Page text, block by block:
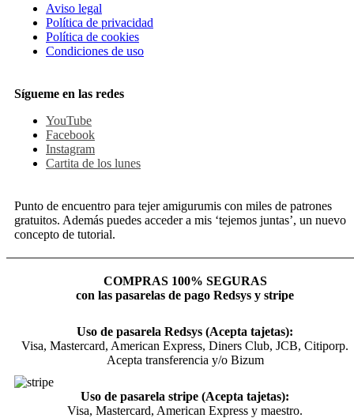
Aviso legal
Política de privacidad
Política de cookies
Condiciones de uso
Sígueme en las redes
YouTube
Facebook
Instagram
Cartita de los lunes
Punto de encuentro para tejer amigurumis con miles de patrones
gratuitos. Además puedes acceder a mis ‘tejemos juntas’, un nuevo
concepto de tutorial.
COMPRAS 100% SEGURAS
con las pasarelas de pago Redsys y stripe
Uso de pasarela Redsys (Acepta tajetas):
Visa, Mastercard, American Express, Diners Club, JCB, Citiporp.
Acepta transferencia y/o Bizum
Uso de pasarela stripe (Acepta tajetas):
Visa, Mastercard, American Express y maestro.